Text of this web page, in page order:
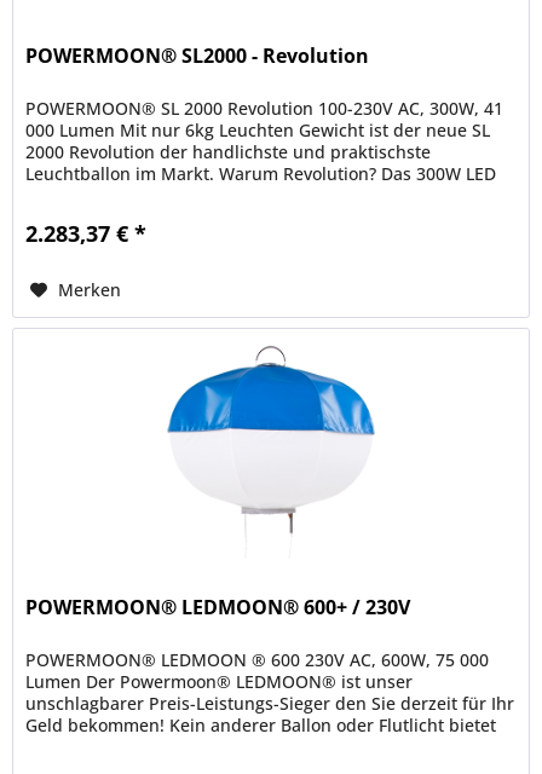
POWERMOON® SL2000 - Revolution
POWERMOON® SL 2000 Revolution 100-230V AC, 300W, 41
000 Lumen Mit nur 6kg Leuchten Gewicht ist der neue SL
2000 Revolution der handlichste und praktischste
Leuchtballon im Markt. Warum Revolution? Das 300W LED
2.283,37 € *
Merken
POWERMOON® LEDMOON® 600+ / 230V
POWERMOON® LEDMOON ® 600 230V AC, 600W, 75 000
Lumen Der Powermoon® LEDMOON® ist unser
unschlagbarer Preis-Leistungs-Sieger den Sie derzeit für Ihr
Geld bekommen! Kein anderer Ballon oder Flutlicht bietet